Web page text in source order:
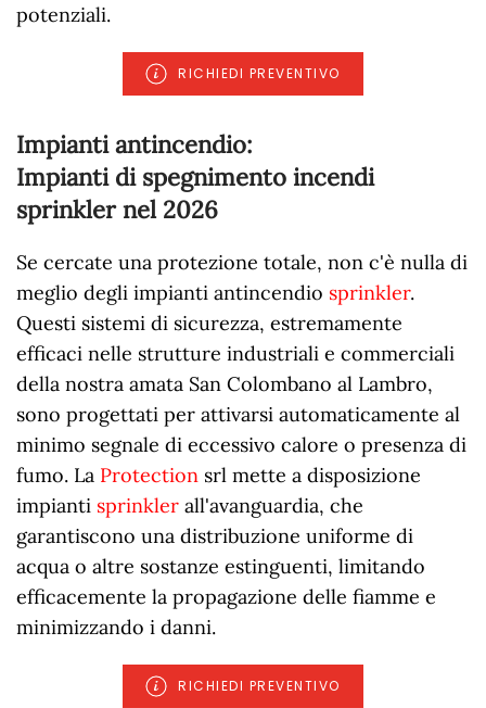
potenziali.
RICHIEDI PREVENTIVO
Impianti antincendio:
Impianti di spegnimento incendi
sprinkler nel 2026
Se cercate una protezione totale, non c'è nulla di
meglio degli impianti antincendio sprinkler.
Questi sistemi di sicurezza, estremamente
efficaci nelle strutture industriali e commerciali
della nostra amata San Colombano al Lambro,
sono progettati per attivarsi automaticamente al
minimo segnale di eccessivo calore o presenza di
fumo. La Protection srl mette a disposizione
impianti sprinkler all'avanguardia, che
garantiscono una distribuzione uniforme di
acqua o altre sostanze estinguenti, limitando
efficacemente la propagazione delle fiamme e
minimizzando i danni.
RICHIEDI PREVENTIVO